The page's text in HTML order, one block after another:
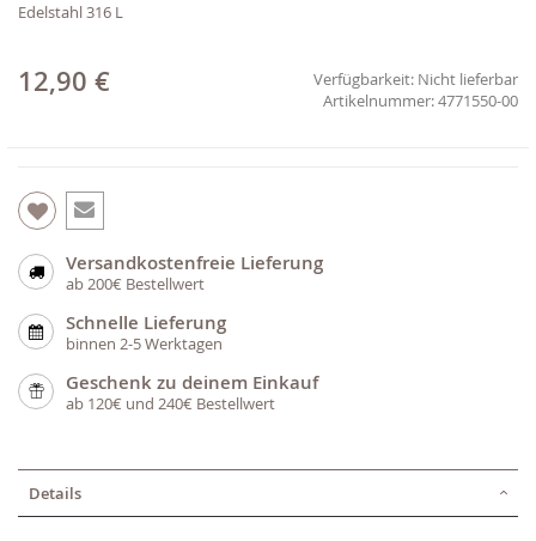
Edelstahl 316 L
12,90 € Verfügbarkeit: Nicht lieferbar
4771550-00
Versandkostenfreie Lieferung
ab 200€ Bestellwert
Schnelle Lieferung
binnen 2-5 Werktagen
Geschenk zu deinem Einkauf
ab 120€ und 240€ Bestellwert
Details